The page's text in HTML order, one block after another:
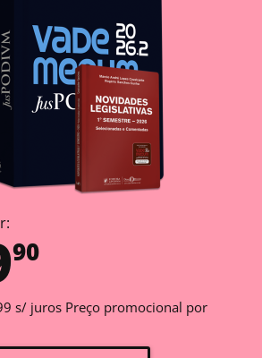
90
s/ juros Preço promocional por